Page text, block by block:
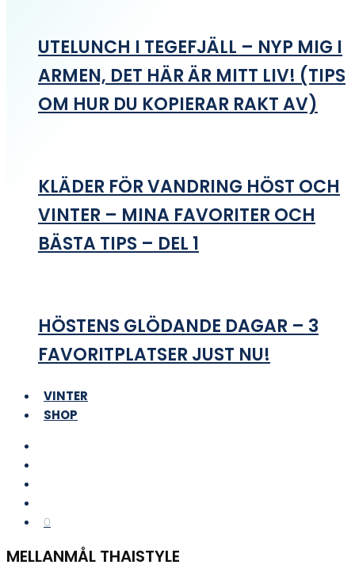
UTELUNCH I TEGEFJÄLL – NYP MIG I
ARMEN, DET HÄR ÄR MITT LIV! (TIPS
OM HUR DU KOPIERAR RAKT AV)
KLÄDER FÖR VANDRING HÖST OCH
VINTER – MINA FAVORITER OCH
BÄSTA TIPS – DEL 1
HÖSTENS GLÖDANDE DAGAR – 3
FAVORITPLATSER JUST NU!
VINTER
SHOP
0
MELLANMÅL THAISTYLE